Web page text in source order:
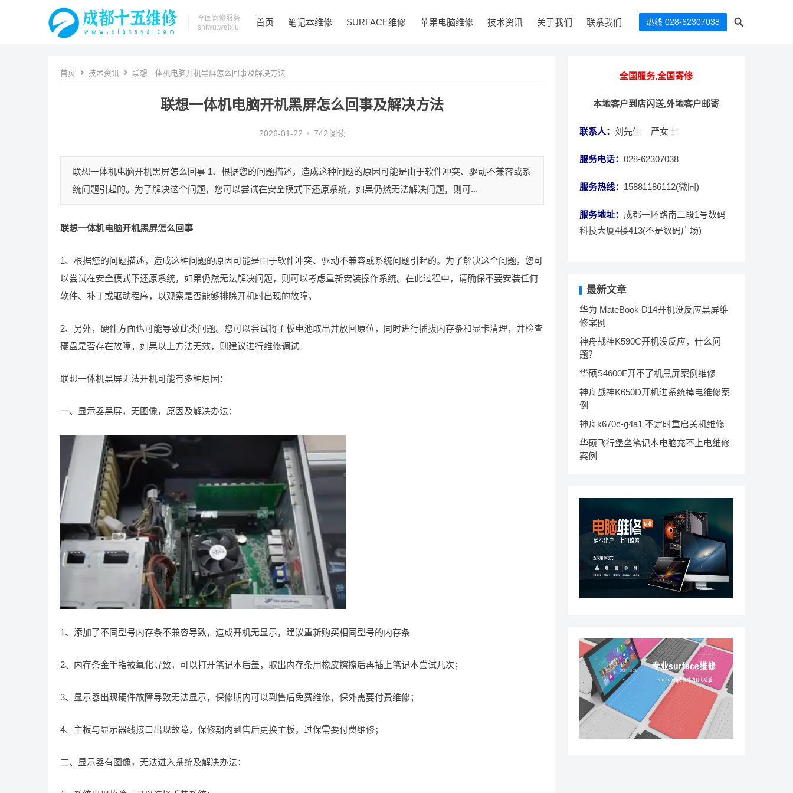
全国寄修服务
shiwu.weixiu
首页 笔记本维修 SURFACE维修 苹果电脑维修 技术资讯 关于我们 联系我们 热线 028-62307038
首页 技术资讯 联想一体机电脑开机黑屏怎么回事及解决方法
联想一体机电脑开机黑屏怎么回事及解决方法
2026-01-22 • 742 阅读
联想一体机电脑开机黑屏怎么回事 1、根据您的问题描述，造成这种问题的原因可能是由于软件冲突、驱动不兼容或系
统问题引起的。为了解决这个问题，您可以尝试在安全模式下还原系统，如果仍然无法解决问题，则可...
联想一体机电脑开机黑屏怎么回事
1、根据您的问题描述，造成这种问题的原因可能是由于软件冲突、驱动不兼容或系统问题引起的。为了解决这个问题，您可
以尝试在安全模式下还原系统，如果仍然无法解决问题，则可以考虑重新安装操作系统。在此过程中，请确保不要安装任何
软件、补丁或驱动程序，以观察是否能够排除开机时出现的故障。
2、另外，硬件方面也可能导致此类问题。您可以尝试将主板电池取出并放回原位，同时进行插拔内存条和显卡清理，并检查
硬盘是否存在故障。如果以上方法无效，则建议进行维修调试。
联想一体机黑屏无法开机可能有多种原因：
一、显示器黑屏，无图像，原因及解决办法：
1、添加了不同型号内存条不兼容导致，造成开机无显示，建议重新购买相同型号的内存条
2、内存条金手指被氧化导致，可以打开笔记本后盖，取出内存条用橡皮擦擦后再插上笔记本尝试几次；
3、显示器出现硬件故障导致无法显示，保修期内可以到售后免费维修，保外需要付费维修；
4、主板与显示器线接口出现故障，保修期内到售后更换主板，过保需要付费维修；
二、显示器有图像，无法进入系统及解决办法：
全国服务,全国寄修
本地客户到店闪送,外地客户邮寄
联系人： 刘先生 严女士
服务电话： 028-62307038
服务热线： 15881186112(微同)
服务地址： 成都一环路南二段1号数码
科技大厦4楼413(不是数码广场)
最新文章
华为 MateBook D14开机没反应黑屏维
修案例
神舟战神K590C开机没反应，什么问
题？
华硕S4600F开不了机黑屏案例维修
神舟战神K650D开机进系统掉电维修案
例
神舟k670c-g4a1 不定时重启关机维修
华硕飞行堡垒笔记本电脑充不上电维修
案例